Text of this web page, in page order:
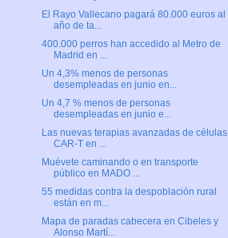
El Rayo Vallecano pagará 80.000 euros al
año de ta...
400.000 perros han accedido al Metro de
Madrid en ...
Un 4,3% menos de personas
desempleadas en junio en...
Un 4,7 % menos de personas
desempleadas en junio e...
Las nuevas terapias avanzadas de células
CAR-T en ...
Muévete caminando o en transporte
público en MADO ...
55 medidas contra la despoblación rural
están en m...
Mapa de paradas cabecera en Cibeles y
Alonso Martí...